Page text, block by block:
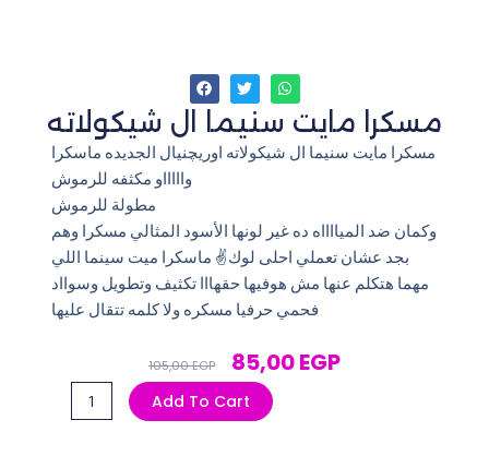
مسكرا مايت سنيما ال شيكولاته
مسكرا مايت سنيما ال شيكولاته اوريچنيال الجديده ماسكرا
واااااو مكثفه للرموش
مطولة للرموش
وكمان ضد الميااااه ده غير لونها الأسود المثالي مسكرا وهم
بجد عشان تعملي احلى لوك✌️ ماسكرا ميت سينما اللي
مهما هتكلم عنها مش هوفيها حقهااا تكثيف وتطويل وسوااد
فحمي حرفيا مسكره ولا كلمه تتقال عليها
105,00EGP Original
Price
Was:
85,00EGPCurrent
Add To Cart